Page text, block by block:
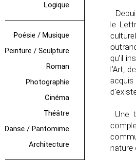
Logique
Poésie / Musique
Peinture / Sculpture
Roman
Photographie
Cinéma
Théâtre
Danse / Pantomime
Architecture
le
qu'il
l’Art,
Une
nature